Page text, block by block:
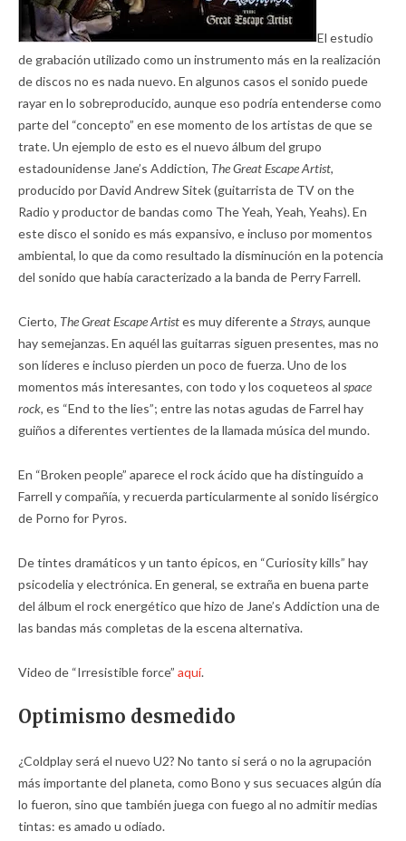
El estudio
de grabación utilizado como un instrumento más en la realización
de discos no es nada nuevo. En algunos casos el sonido puede
rayar en lo sobreproducido, aunque eso podría entenderse como
parte del “concepto” en ese momento de los artistas de que se
trate. Un ejemplo de esto es el nuevo álbum del grupo
estadounidense Jane’s Addiction, The Great Escape Artist,
producido por David Andrew Sitek (guitarrista de TV on the
Radio y productor de bandas como The Yeah, Yeah, Yeahs). En
este disco el sonido es más expansivo, e incluso por momentos
ambiental, lo que da como resultado la disminución en la potencia
del sonido que había caracterizado a la banda de Perry Farrell.
Cierto, The Great Escape Artistes muy diferente a Strays, aunque
hay semejanzas. En aquél las guitarras siguen presentes, mas no
son líderes e incluso pierden un poco de fuerza. Uno de los
momentos más interesantes, con todo y los coqueteos al space
rock, es “End to the lies”; entre las notas agudas de Farrel hay
guiños a diferentes vertientes de la llamada música del mundo.
En “Broken people” aparece el rock ácido que ha distinguido a
Farrell y compañía, y recuerda particularmente al sonido lisérgico
de Porno for Pyros.
De tintes dramáticos y un tanto épicos, en “Curiosity kills” hay
psicodelia y electrónica. En general, se extraña en buena parte
del álbum el rock energético que hizo de Jane’s Addiction una de
las bandas más completas de la escena alternativa.
Video de “Irresistible force” aquí.
Optimismo desmedido
¿Coldplay será el nuevo U2? No tanto si será o no la agrupación
más importante del planeta, como Bono y sus secuaces algún día
lo fueron, sino que también juega con fuego al no admitir medias
tintas: es amado u odiado.